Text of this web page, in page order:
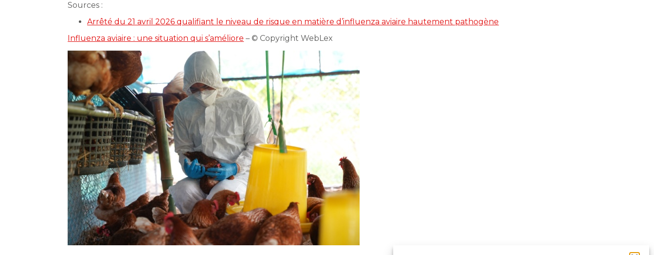
Sources :
Arrêté du 21 avril 2026 qualifiant le niveau de risque en matière d’influenza aviaire hautement pathogène
Influenza aviaire : une situation qui s’améliore – © Copyright WebLex